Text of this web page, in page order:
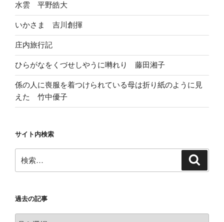
水雲 平野皓大
いかさま 吉川創揮
庄内旅行記
ひらがなをくづせしやうに囀れり 藤田湘子
係の人に喪服を着つけられている母は折り紙のように見
えた 竹中優子
サイト内検索
索:
過去の記事